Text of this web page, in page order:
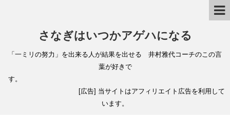
さなぎはいつかアゲハになる
「一ミリの努力」を出来る人が結果を出せる 井村雅代コーチのこの言
葉が好きで
す。
[広告] 当サイトはアフィリエイト広告を利用して
います。